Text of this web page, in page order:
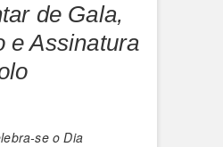
de Gala,
e Assinatura
se o Dia